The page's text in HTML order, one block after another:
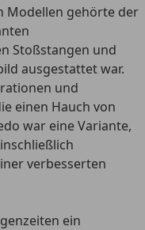
Modellen gehörte der
Stoßstangen und
ausgestattet war.
und
einen Hauch von
war eine Variante,
verbesserten
ein